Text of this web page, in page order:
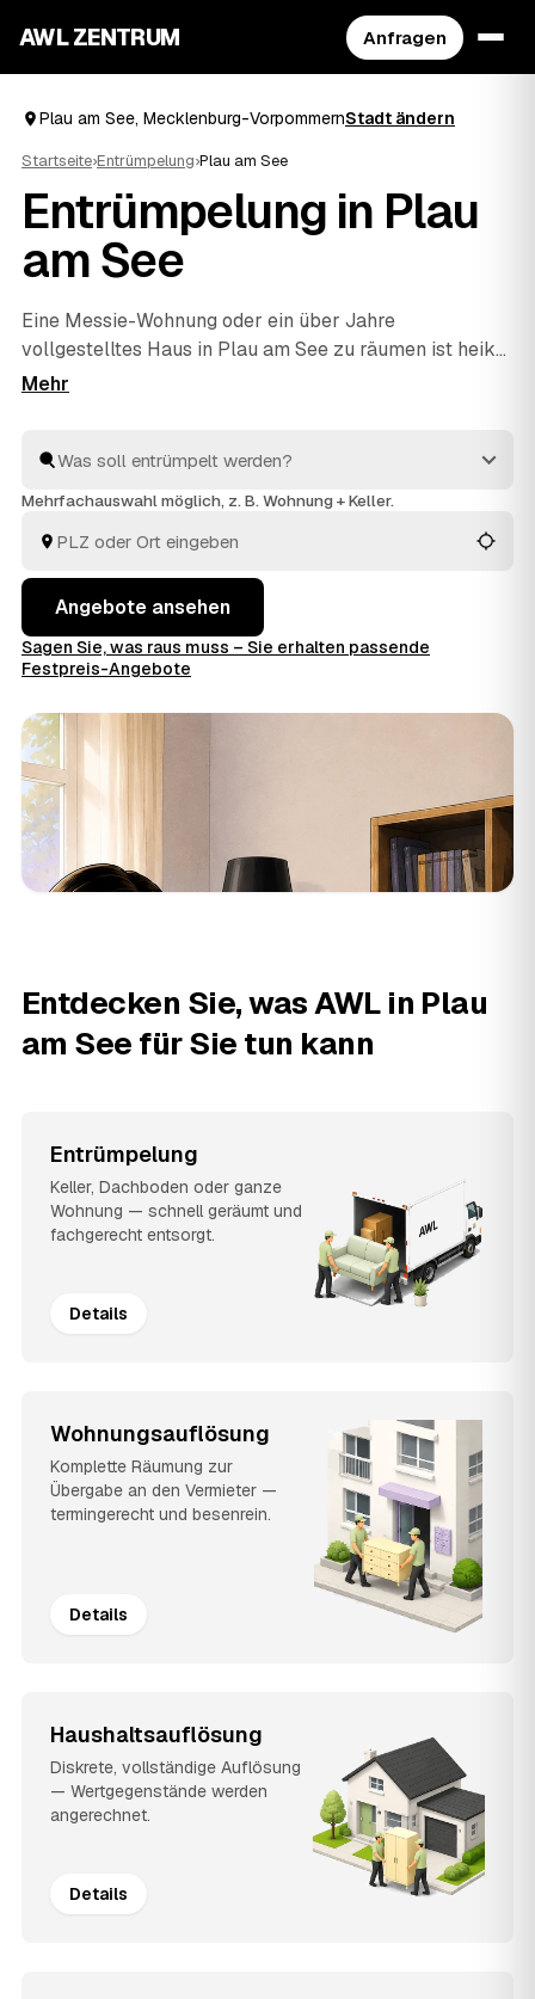
AWL ZENTRUM Anfragen
Plau am See, Mecklenburg-VorpommernStadt ändern
Startseite›Entrümpelung›Plau am See
Entrümpelung in Plau
am See
Eine Messie-Wohnung oder ein über Jahre
vollgestelltes Haus in Plau am See zu räumen ist heikel
– und genau dafür gibt es geprüfte Profis. Über AWL
Betrieb einzeln erklären zu müssen. Die Anbieter aus
Ihrer Region räumen aus und entsorgen fachgerecht. Sie
Auftrag geben.
Mehrfachauswahl möglich, z. B. Wohnung + Keller.
Angebote ansehen
Sagen Sie, was raus muss – Sie erhalten passende
Festpreis-Angebote
Entdecken Sie, was AWL in Plau
am See für Sie tun kann
Entrümpelung
Keller, Dachboden oder ganze
Wohnung — schnell geräumt und
fachgerecht entsorgt.
Details
Wohnungsauflösung
Komplette Räumung zur
Übergabe an den Vermieter —
termingerecht und besenrein.
Details
Haushaltsauflösung
Diskrete, vollständige Auflösung
— Wertgegenstände werden
angerechnet.
Details